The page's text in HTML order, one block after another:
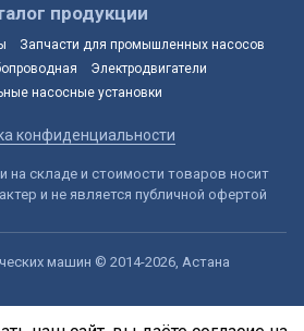
продукции
Запчасти для промышленных насосов
Электродвигатели
насосные установки
конфиденциальности
на складе и стоимости товаров носит
и не является публичной офертой
машин © 2014-2026, Астана